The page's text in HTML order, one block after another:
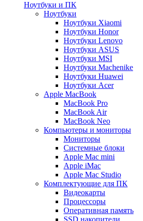
Ноутбуки и ПК
Ноутбуки
Ноутбуки Xiaomi
Ноутбуки Honor
Ноутбуки Lenovo
Ноутбуки ASUS
Ноутбуки MSI
Ноутбуки Machenike
Ноутбуки Huawei
Ноутбуки Acer
Apple MacBook
MacBook Pro
MacBook Air
MacBook Neo
Компьютеры и мониторы
Мониторы
Системные блоки
Apple Mac mini
Apple iMac
Apple Mac Studio
Комплектующие для ПК
Видеокарты
Процессоры
Оперативная память
SSD накопители